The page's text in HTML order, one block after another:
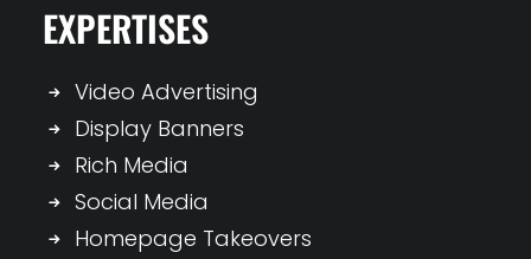
EXPERTISES
Video Advertising
Display Banners
Rich Media
Social Media
Homepage Takeovers